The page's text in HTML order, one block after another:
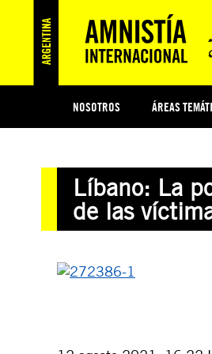
NOSOTROS ÁREAS
PREGUNTAS FRECUENTES
Líbano: La
de las